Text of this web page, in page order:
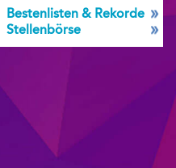
Bestenlisten & Rekorde
Stellenbörse